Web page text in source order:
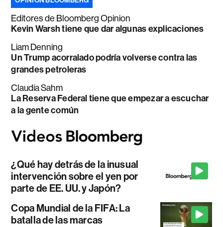
Editores de Bloomberg Opinion
Kevin Warsh tiene que dar algunas explicaciones
Liam Denning
Un Trump acorralado podría volverse contra las
grandes petroleras
Claudia Sahm
La Reserva Federal tiene que empezar a escuchar
a la gente común
¿Qué hay detrás de la inusual
intervención sobre el yen por
parte de EE. UU. y Japón?
Copa Mundial de la FIFA: La
batalla de las marcas